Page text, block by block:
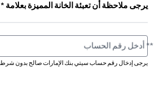
يرجى ملاحظة أن تعبئة الخانة المميزة بعلامة
يرجى إدخال رقم حساب سيتي بنك الإمارات صالح بدون
** أدخل رقم الحساب